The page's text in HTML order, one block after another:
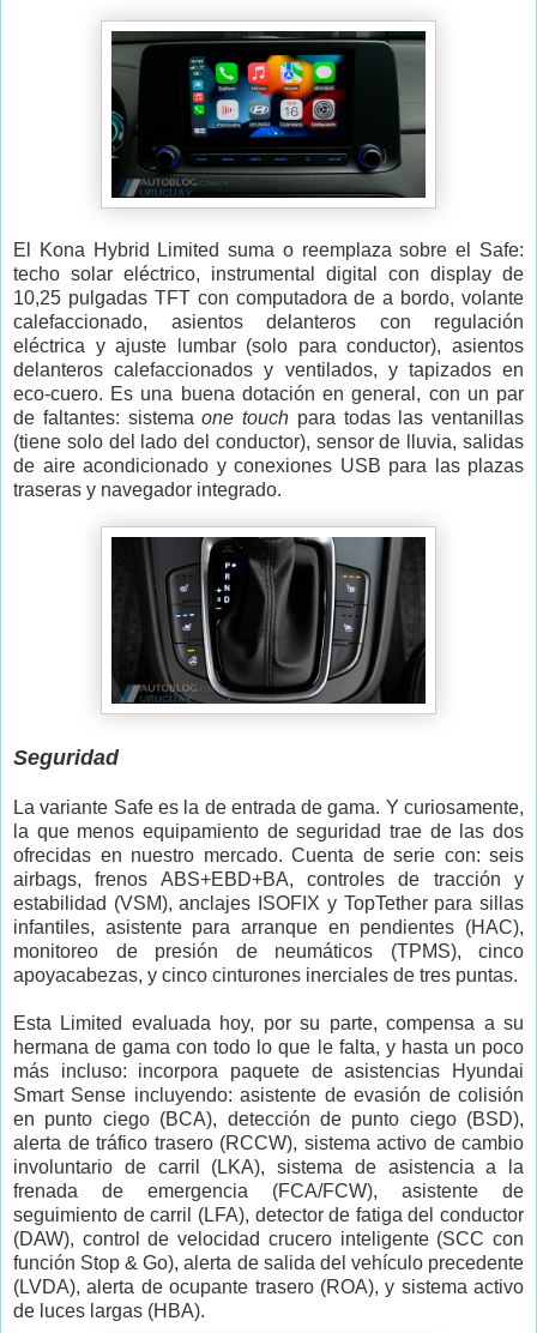
El Kona Hybrid Limited suma o reemplaza sobre el Safe:
techo solar eléctrico, instrumental digital con display de
10,25 pulgadas TFT con computadora de a bordo, volante
calefaccionado, asientos delanteros con regulación
eléctrica y ajuste lumbar (solo para conductor), asientos
delanteros calefaccionados y ventilados, y tapizados en
eco-cuero. Es una buena dotación en general, con un par
de faltantes: sistemaone touch para todas las ventanillas
(tiene solo del lado del conductor), sensor de lluvia, salidas
de aire acondicionado y conexiones USB para las plazas
traseras y navegador integrado.
Seguridad
La variante Safe es la de entrada de gama. Y curiosamente,
la que menos equipamiento de seguridad trae de las dos
ofrecidas en nuestro mercado. Cuenta de serie con: seis
airbags, frenos ABS+EBD+BA, controles de tracción y
estabilidad (VSM), anclajes ISOFIX y TopTether para sillas
infantiles, asistente para arranque en pendientes (HAC),
monitoreo de presión de neumáticos (TPMS), cinco
apoyacabezas, y cinco cinturones inerciales de tres puntas.
Esta Limited evaluada hoy, por su parte, compensa a su
hermana de gama con todo lo que le falta, y hasta un poco
más incluso: incorpora paquete de asistencias Hyundai
Smart Sense incluyendo: asistente de evasión de colisión
en punto ciego (BCA), detección de punto ciego (BSD),
alerta de tráfico trasero (RCCW), sistema activo de cambio
involuntario de carril (LKA), sistema de asistencia a la
frenada de emergencia (FCA/FCW), asistente de
seguimiento de carril (LFA), detector de fatiga del conductor
(DAW), control de velocidad crucero inteligente (SCC con
función Stop & Go), alerta de salida del vehículo precedente
(LVDA), alerta de ocupante trasero (ROA), y sistema activo
de luces largas (HBA).